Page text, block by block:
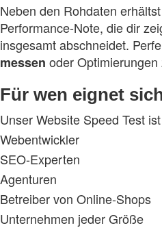
Neben den Rohdaten
Performance‑Note, die dir
insgesamt abschneidet.
messen oder Optimierungen
Für wen eignet
Unser Website Speed Test
Webentwickler
SEO‑Experten
Agenturen
Betreiber von Online‑Shops
Unternehmen jeder Größe